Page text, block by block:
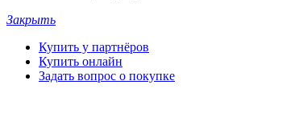
Закрыть
Купить у партнёров
Купить онлайн
Задать вопрос о покупке